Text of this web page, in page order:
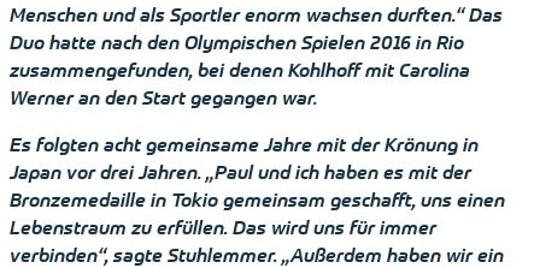
Menschen und als Sportler enorm wachsen durften.“ Das
Duo hatte nach den Olympischen Spielen 2016 in Rio
zusammengefunden, bei denen Kohlhoff mit Carolina
Werner an den Start gegangen war.
Es folgten acht gemeinsame Jahre mit der Krönung in
Japan vor drei Jahren. „Paul und ich haben es mit der
Bronzemedaille in Tokio gemeinsam geschafft, uns einen
Lebenstraum zu erfüllen. Das wird uns für immer
verbinden“, sagte Stuhlemmer. „Außerdem haben wir ein